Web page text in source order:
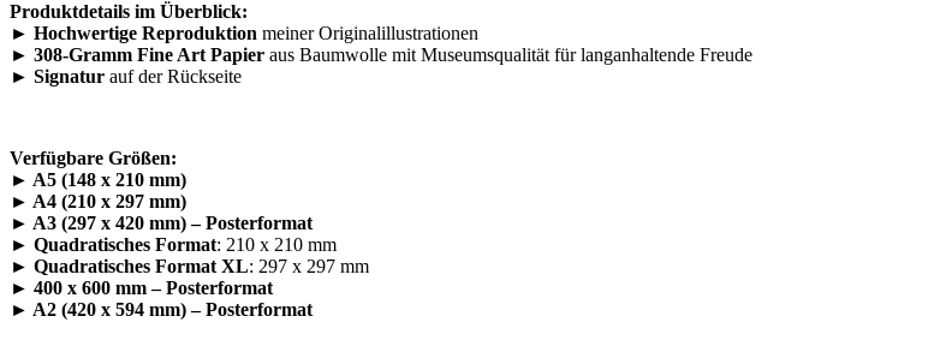
Produktdetails im Überblick:
► Hochwertige Reproduktion meiner Originalillustrationen
► 308-Gramm Fine Art Papier aus Baumwolle mit Museumsqualität für langanhaltende Freude
► Signatur auf der Rückseite
Verfügbare Größen:
► A5 (148 x 210 mm)
► A4 (210 x 297 mm)
► A3 (297 x 420 mm) – Posterformat
► Quadratisches Format: 210 x 210 mm
► Quadratisches Format XL: 297 x 297 mm
► 400 x 600 mm – Posterformat
► A2 (420 x 594 mm) – Posterformat